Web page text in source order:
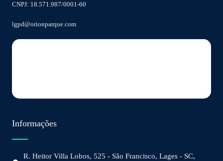
Informações
R. Heitor Villa Lobos, 525 - São Francisco, Lages - SC,
CNPJ: 18.571.987/0001-60
lgpd@orionparque.com